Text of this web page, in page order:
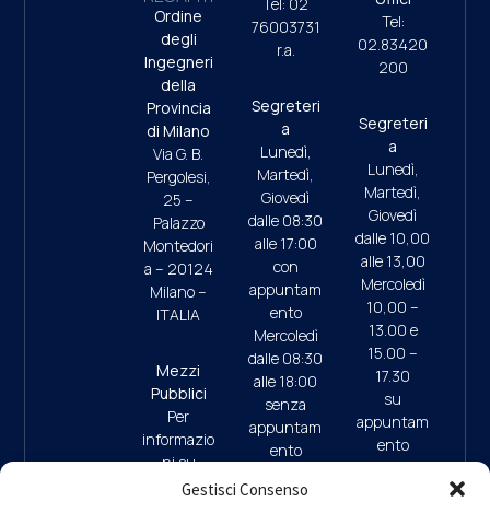
Gestisci Consenso
Ordine
degli
Ingegneri
della
Provincia
di Milano
Via G. B.
Pergolesi,
25 –
Palazzo
Montedori
a – 20124
Milano –
ITALIA
Mezzi
Pubblici
Per
informazio
ni su
mezzi
76003731
r.a.
Segreteri
a
Lunedì,
Martedì,
Giovedì
dalle 08:30
alle 17:00
con
appuntam
ento
Mercoledì
dalle 08:30
alle 18:00
senza
appuntam
ento
accesso
Tel:
02.83420
200
Segreteri
a
Lunedì,
Martedì,
Giovedì
dalle 10,00
alle 13,00
Mercoledì
10,00 –
13.00 e
15.00 –
17.30
su
appuntam
ento